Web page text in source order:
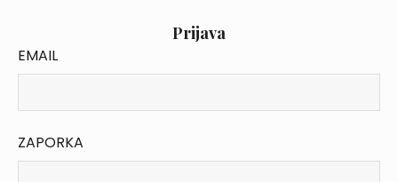
Prijava
EMAIL
ZAPORKA